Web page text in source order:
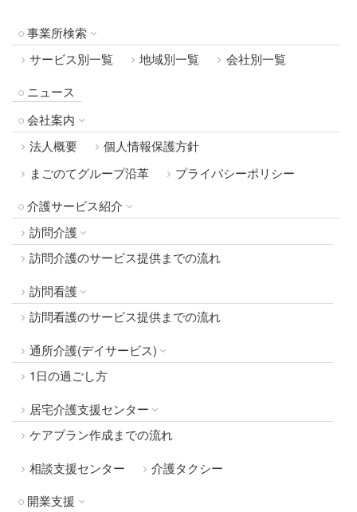
事業所検索
サービス別一覧
地域別一覧
会社別一覧
ニュース
会社案内
法人概要
個人情報保護方針
まごのてグループ沿革
プライバシーポリシー
介護サービス紹介
訪問介護
訪問介護のサービス提供までの流れ
訪問看護
訪問看護のサービス提供までの流れ
通所介護(デイサービス)
1日の過ごし方
居宅介護支援センター
ケアプラン作成までの流れ
相談支援センター
介護タクシー
開業支援